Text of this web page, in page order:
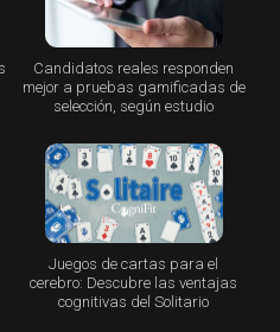
Candidatos reales responden
mejor a pruebas gamificadas de
selección, según estudio
Juegos de cartas para el
cerebro: Descubre las ventajas
cognitivas del Solitario